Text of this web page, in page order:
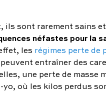
ils sont rarement sains
néfastes pour la
les régimes perte de
entraîner des
une perte de masse
yo, où les kilos perdus